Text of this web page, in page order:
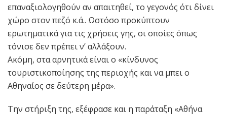
επαναξιολογηθούν αν απαιτηθεί, το γεγονός ότι δίνει
χώρο στον πεζό κ.ά.. Ωστόσο προκύπτουν
ερωτηματικά για τις χρήσεις γης, οι οποίες όπως
τόνισε δεν πρέπει ν’ αλλάξουν.
Ακόμη, στα αρνητικά είναι ο «κίνδυνος
τουριστικοποίησης της περιοχής και να μπει ο
Αθηναίος σε δεύτερη μέρα».
Την στήριξη της, εξέφρασε και η παράταξη «Αθήνα